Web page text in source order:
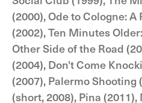
(2000), Ode to Cologne:
(2002), Ten Minutes
Other Side of the Road
(2004), Don't Come
(2007), Palermo Shooting
(short, 2008), Pina